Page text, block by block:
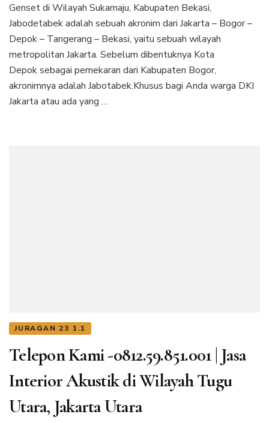
Genset di Wilayah Sukamaju, Kabupaten Bekasi,
Jabodetabek adalah sebuah akronim dari Jakarta – Bogor –
Depok – Tangerang – Bekasi, yaitu sebuah wilayah
metropolitan Jakarta. Sebelum dibentuknya Kota
Depok sebagai pemekaran dari Kabupaten Bogor,
akronimnya adalah Jabotabek.Khusus bagi Anda warga DKI
Jakarta atau ada yang …
JURAGAN 23 1.1
Telepon Kami -0812.59.851.001 | Jasa
Interior Akustik di Wilayah Tugu
Utara, Jakarta Utara